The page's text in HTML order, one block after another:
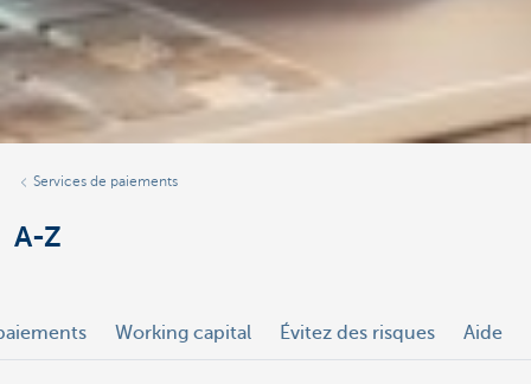
Services de paiements
A-Z
Working capital Évitez des risques Aide